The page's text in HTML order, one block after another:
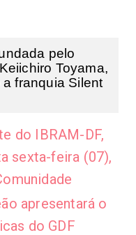
pelo
Toyama,
franquia Silent
do IBRAM-DF,
sexta-feira (07),
apresentará o
do GDF